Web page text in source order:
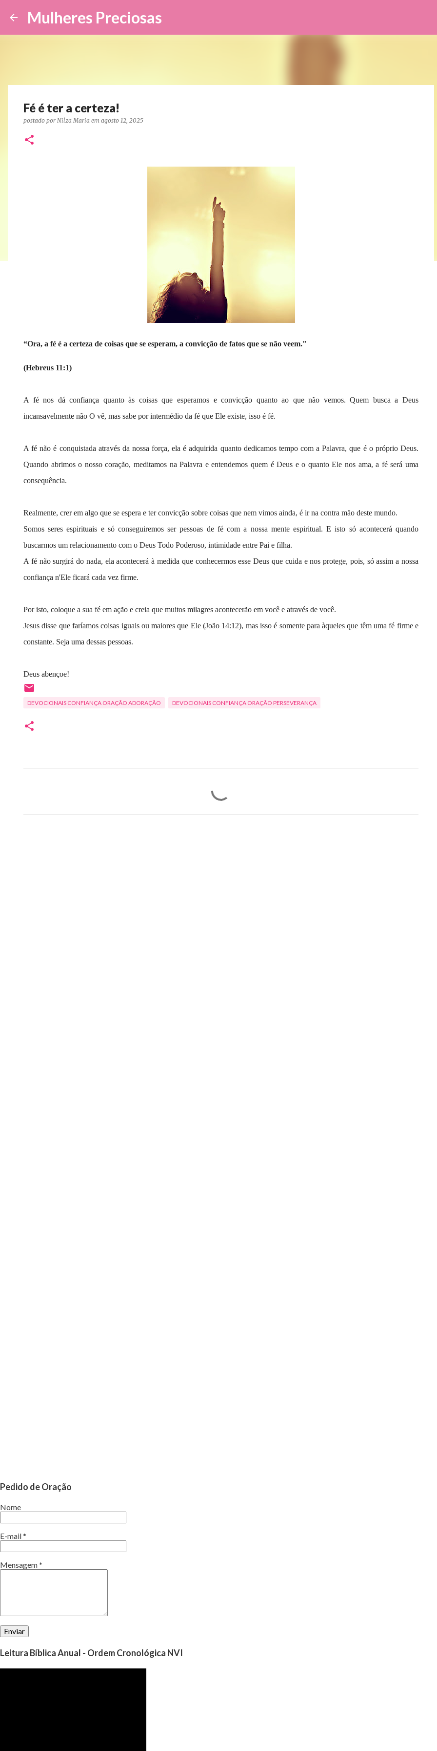
Mulheres Preciosas
Fé é ter a certeza!
postado por Nilza Maria em agosto 12, 2025
“Ora, a fé é a certeza de coisas que se esperam, a convicção de fatos que se não veem."
(Hebreus 11:1)
A fé nos dá confiança quanto às coisas que esperamos e convicção quanto ao que não vemos. Quem busca a Deus
incansavelmente não O vê, mas sabe por intermédio da fé que Ele existe, isso é fé.
A fé não é conquistada através da nossa força, ela é adquirida quanto dedicamos tempo com a Palavra, que é o próprio Deus.
Quando abrimos o nosso coração, meditamos na Palavra e entendemos quem é Deus e o quanto Ele nos ama, a fé será uma
consequência.
Realmente, crer em algo que se espera e ter convicção sobre coisas que nem vimos ainda, é ir na contra mão deste mundo.
Somos seres espirituais e só conseguiremos ser pessoas de fé com a nossa mente espiritual. E isto só acontecerá quando
buscarmos um relacionamento com o Deus Todo Poderoso, intimidade entre Pai e filha.
A fé não surgirá do nada, ela acontecerá à medida que conhecermos esse Deus que cuida e nos protege, pois, só assim a nossa
confiança n'Ele ficará cada vez firme.
Por isto, coloque a sua fé em ação e creia que muitos milagres acontecerão em você e através de você.
Jesus disse que faríamos coisas iguais ou maiores que Ele (João 14:12), mas isso é somente para àqueles que têm uma fé firme e
constante. Seja uma dessas pessoas.
Deus abençoe!
DEVOCIONAIS CONFIANÇA ORAÇÃO ADORAÇÃO DEVOCIONAIS CONFIANÇA ORAÇÃO PERSEVERANÇA
Pedido de Oração
Nome
E-mail *
Mensagem *
Leitura Bíblica Anual - Ordem Cronológica NVI